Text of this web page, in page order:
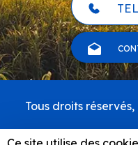
Pied
de
Tous droits